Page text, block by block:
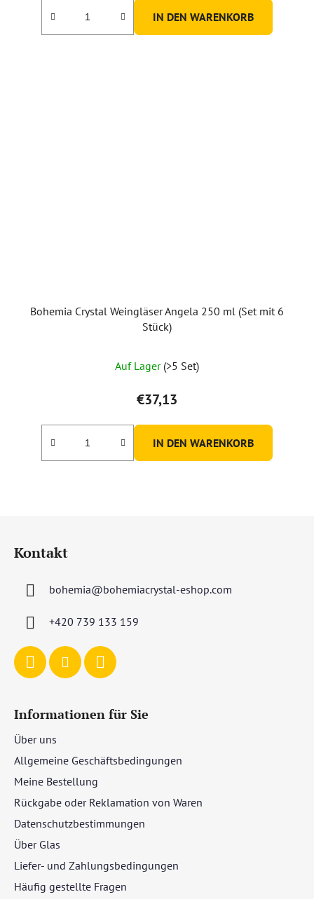
IN DEN WARENKORB
Bohemia Crystal Weingläser Angela 250 ml (Set mit 6
Stück)
Auf Lager (>5 Set)
€37,13
IN DEN WARENKORB
Kontakt
bohemia@bohemiacrystal-eshop.com
+420 739 133 159
Informationen für Sie
Über uns
Allgemeine Geschäftsbedingungen
Meine Bestellung
Rückgabe oder Reklamation von Waren
Datenschutzbestimmungen
Über Glas
Liefer- und Zahlungsbedingungen
Häufig gestellte Fragen